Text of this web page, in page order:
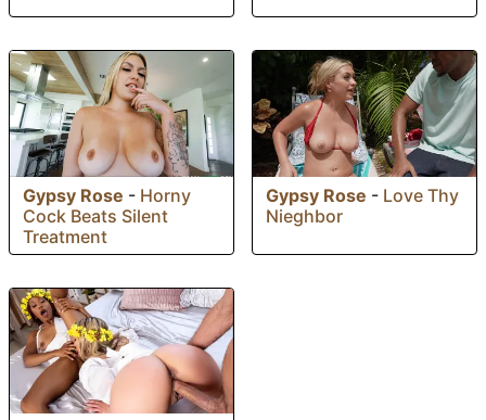
Gypsy Rose - Horny
Cock Beats Silent
Treatment
Gypsy Rose - Love Thy
Nieghbor